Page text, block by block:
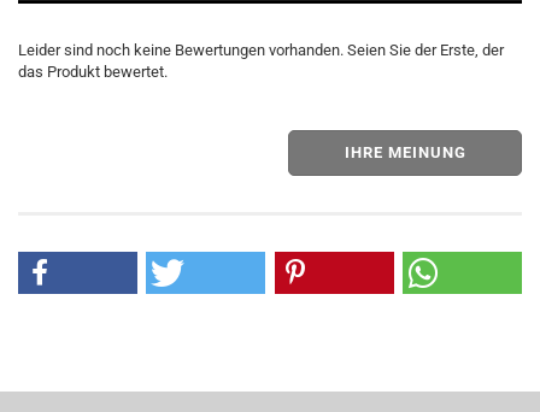
Leider sind noch keine Bewertungen vorhanden. Seien Sie der Erste, der
das Produkt bewertet.
IHRE MEINUNG